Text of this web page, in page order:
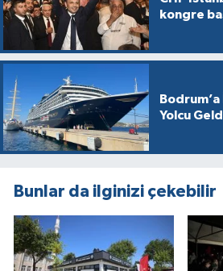
kongre
Yolcu
Bunlar da ilginizi çekebilir